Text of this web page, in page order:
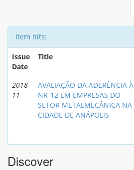
Item hits:
Issue
Date
Title
2018-
11
AVALIAÇÃO DA ADERÊNCIA À
NR-12 EM EMPRESAS DO
SETOR METALMECÂNICA NA
CIDADE DE ANÁPOLIS
Discover